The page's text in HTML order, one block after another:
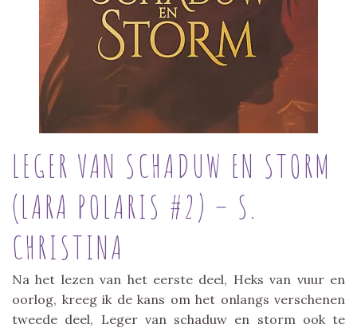
LEGER VAN SCHADUW EN STORM
(LARA POLARIS #2) – S.
CHRISTINA
Na het lezen van het eerste deel, Heks van vuur en
oorlog, kreeg ik de kans om het onlangs verschenen
tweede deel, Leger van schaduw en storm ook te